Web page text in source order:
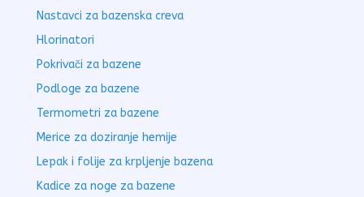
Nastavci za bazenska creva
Hlorinatori
Pokrivači za bazene
Podloge za bazene
Termometri za bazene
Merice za doziranje hemije
Lepak i folije za krpljenje bazena
Kadice za noge za bazene